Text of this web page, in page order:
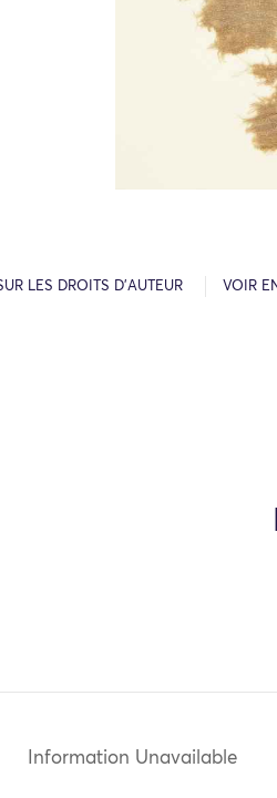
LES DROITS D’AUTEUR VOIR
Information Unavailable